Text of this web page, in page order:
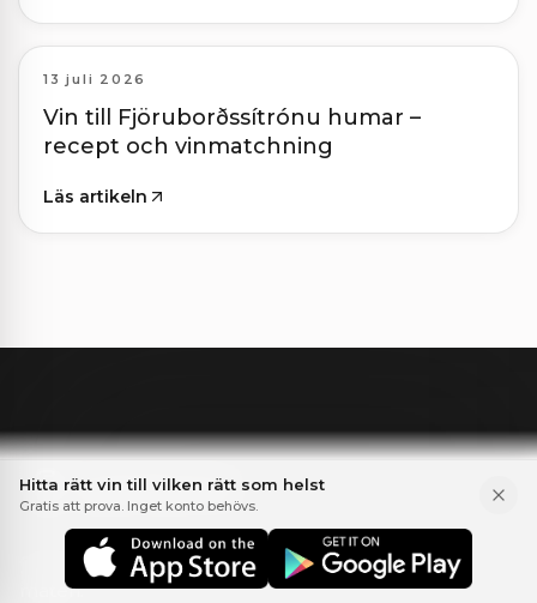
13 juli 2026
Vin till Fjöruborðssítrónu humar –
recept och vinmatchning
Läs artikeln
GASTRONA
Gastrona hjälper dig att hitta vin som passar
maten.
Hitta rätt vin till vilken rätt som helst
Gratis att prova. Inget konto behövs.